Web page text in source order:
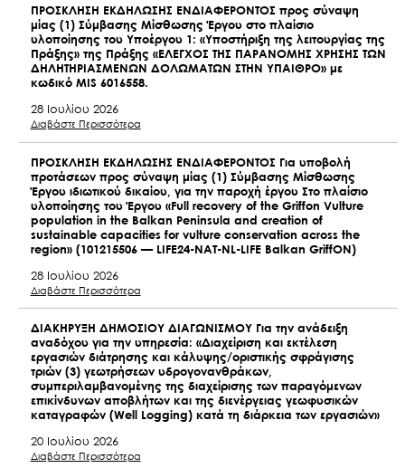
ΠΡΟΣΚΛΗΣΗ ΕΚΔΗΛΩΣΗΣ ΕΝΔΙΑΦΕΡΟΝΤΟΣ προς σύναψη
μίας (1) Σύμβασης Μίσθωσης Έργου στο πλαίσιο
υλοποίησης του Υποέργου 1: «Υποστήριξη της λειτουργίας της
Πράξης» της Πράξης «ΕΛΕΓΧΟΣ ΤΗΣ ΠΑΡΑΝΟΜΗΣ ΧΡΗΣΗΣ ΤΩΝ
ΔΗΛΗΤΗΡΙΑΣΜΕΝΩΝ ΔΟΛΩΜΑΤΩΝ ΣΤΗΝ ΥΠΑΙΘΡΟ» με
κωδικό MIS 6016558.
28 Ιουλίου 2026
Διαβάστε Περισσότερα
ΠΡΟΣΚΛΗΣΗ ΕΚΔΗΛΩΣΗΣ ΕΝΔΙΑΦΕΡΟΝΤΟΣ Για υποβολή
προτάσεων προς σύναψη μίας (1) Σύμβασης Μίσθωσης
Έργου ιδιωτικού δικαίου, για την παροχή έργου Στο πλαίσιο
υλοποίησης του Έργου «Full recovery of the Griffon Vulture
population in the Balkan Peninsula and creation of
sustainable capacities for vulture conservation across the
region» (101215506 — LIFE24-NAT-NL-LIFE Balkan GriffON)
28 Ιουλίου 2026
Διαβάστε Περισσότερα
ΔΙΑΚΗΡΥΞΗ ΔΗΜΟΣΙΟΥ ΔΙΑΓΩΝΙΣΜΟΥ Για την ανάδειξη
αναδόχου για την υπηρεσία: «Διαχείριση και εκτέλεση
εργασιών διάτρησης και κάλυψης/οριστικής σφράγισης
τριών (3) γεωτρήσεων υδρογονανθράκων,
συμπεριλαμβανομένης της διαχείρισης των παραγόμενων
επικίνδυνων αποβλήτων και της διενέργειας γεωφυσικών
καταγραφών (Well Logging) κατά τη διάρκεια των εργασιών»
20 Ιουλίου 2026
Διαβάστε Περισσότερα